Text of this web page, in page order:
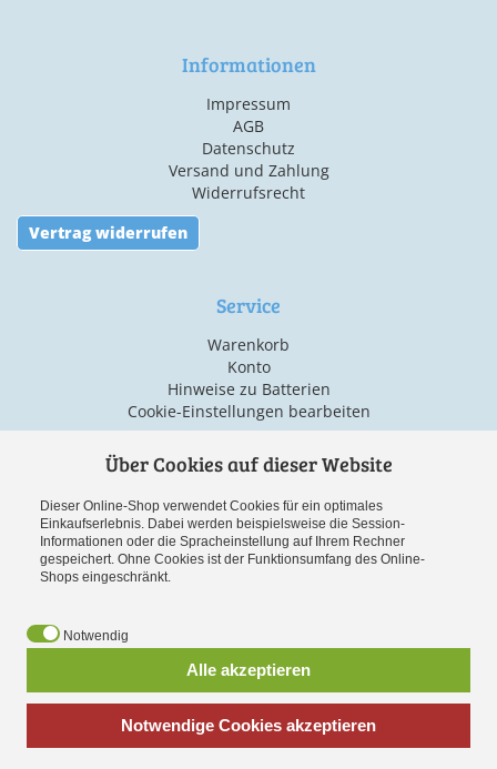
Informationen
Impressum
AGB
Datenschutz
Versand und Zahlung
Widerrufsrecht
Vertrag widerrufen
Service
Warenkorb
Konto
Hinweise zu Batterien
Cookie-Einstellungen bearbeiten
Vorauskasse
*inkl. MwSt., zzgl.Versandkosten
Über Cookies auf dieser Website
Dieser Online-Shop verwendet Cookies für ein optimales
Einkaufserlebnis. Dabei werden beispielsweise die Session-
Informationen oder die Spracheinstellung auf Ihrem Rechner
gespeichert. Ohne Cookies ist der Funktionsumfang des Online-
Shops eingeschränkt.
Notwendig
Alle akzeptieren
Notwendige Cookies akzeptieren